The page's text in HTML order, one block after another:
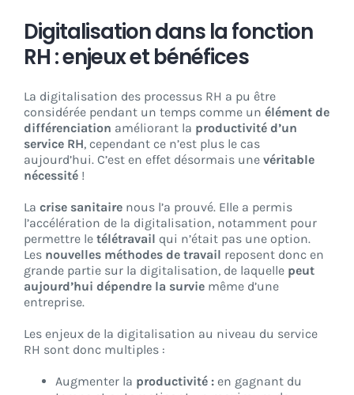
Digitalisation dans la fonction
RH : enjeux et bénéfices
La digitalisation des processus RH a pu être
considérée pendant un temps comme un élément de
différenciation améliorant la productivité d’un
service RH, cependant ce n’est plus le cas
aujourd’hui. C’est en effet désormais une véritable
nécessité !
La crise sanitaire nous l’a prouvé. Elle a permis
l’accélération de la digitalisation, notamment pour
permettre le télétravail qui n’était pas une option.
Les nouvelles méthodes de travail reposent donc en
grande partie sur la digitalisation, de laquelle peut
aujourd’hui dépendre la survie même d’une
entreprise.
Les enjeux de la digitalisation au niveau du service
RH sont donc multiples :
Augmenter la productivité : en gagnant du